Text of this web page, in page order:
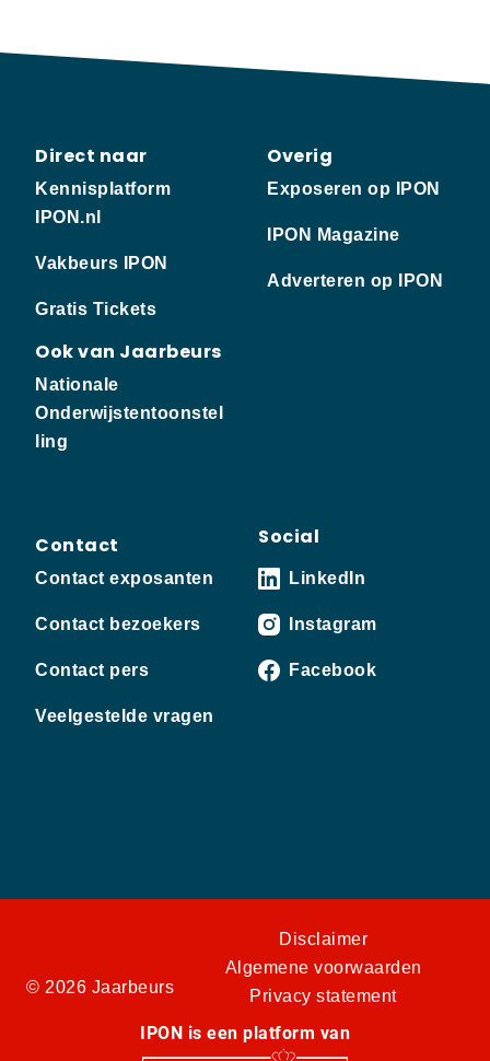
Direct naar
Kennisplatform
IPON.nl
Vakbeurs IPON
Gratis Tickets
Ook van Jaarbeurs
Nationale
Onderwijstentoonstel
ling
Overig
Exposeren op IPON
IPON Magazine
Adverteren op IPON
Contact
Contact exposanten
Contact bezoekers
Contact pers
Veelgestelde vragen
Social
LinkedIn
Instagram
Facebook
© 2026 Jaarbeurs
Disclaimer
Algemene voorwaarden
Privacy statement
IPON is een platform van